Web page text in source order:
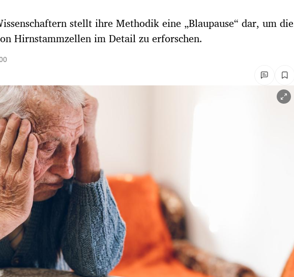
stellt ihre Methodik eine „Blaupause“ dar, um die
Hirnstammzellen im Detail zu erforschen.
öffnen/schließen